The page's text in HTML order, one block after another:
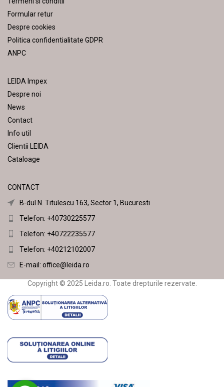
Formular retur
Despre cookies
Politica confidentialitate GDPR
ANPC
LEIDA Impex
Despre noi
News
Contact
Info util
Clientii LEIDA
Cataloage
CONTACT
B-dul N. Titulescu 163, Sector 1, Bucuresti
Telefon: +40730225577
Telefon: +40722235577
Telefon: +40212102007
E-mail: office@leida.ro
Copyright © 2025 Leida.ro. Toate drepturile rezervate.